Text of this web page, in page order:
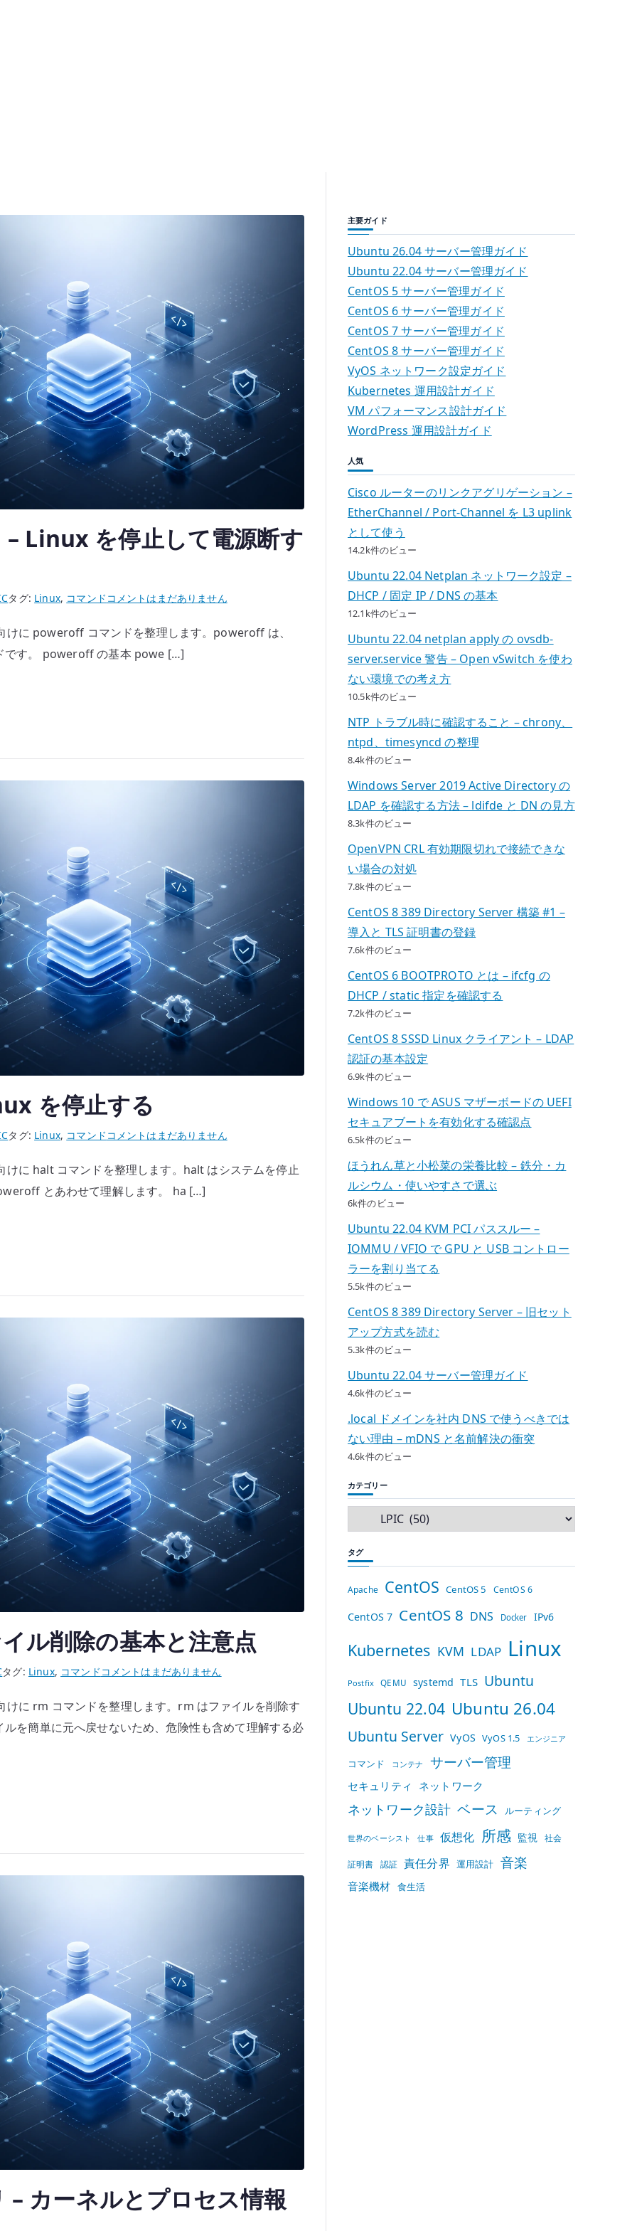
Linux を停止して電源断す
タグ: Linux, コマンド LPIC
コ
マ
止
断
す
る
へ
の
コメントはまだありません
けに poweroff コマンドを整理します。poweroff は、
です。 poweroff の基本 powe […]
を停止する
タグ: Linux, コマンド LPIC
コ
マ
停
止
コメントはまだありません
けに halt コマンドを整理します。halt はシステムを停止
とあわせて理解します。 ha […]
ル削除の基本と注意点
タグ: Linux, コマンド LPIC
コ
マ
ル
削
と
意
点
へ
の
コメントはまだありません
けに rm コマンドを整理します。rm はファイルを削除す
を簡単に元へ戻せないため、危険性も含めて理解する必
カーネルとプロセス情報
主要ガイド
Ubuntu 26.04 サーバー管理ガイド
Ubuntu 22.04 サーバー管理ガイド
CentOS 5 サーバー管理ガイド
CentOS 6 サーバー管理ガイド
CentOS 7 サーバー管理ガイド
CentOS 8 サーバー管理ガイド
VyOS ネットワーク設定ガイド
Kubernetes 運用設計ガイド
VM パフォーマンス設計ガイド
WordPress 運用設計ガイド
人気
Cisco ルーターのリンクアグリゲーション –
EtherChannel / Port-Channel を L3 uplink
として使う
14.2k件のビュー
Ubuntu 22.04 Netplan ネットワーク設定 –
DHCP / 固定 IP / DNS の基本
12.1k件のビュー
Ubuntu 22.04 netplan apply の ovsdb-
server.service 警告 – Open vSwitch を使わ
ない環境での考え方
10.5k件のビュー
NTP トラブル時に確認すること – chrony、
ntpd、timesyncd の整理
8.4k件のビュー
Windows Server 2019 Active Directory の
LDAP を確認する方法 – ldifde と DN の見方
8.3k件のビュー
OpenVPN CRL 有効期限切れで接続できな
い場合の対処
7.8k件のビュー
CentOS 8 389 Directory Server 構築 #1 –
導入と TLS 証明書の登録
7.6k件のビュー
CentOS 6 BOOTPROTO とは – ifcfg の
DHCP / static 指定を確認する
7.2k件のビュー
CentOS 8 SSSD Linux クライアント – LDAP
認証の基本設定
6.9k件のビュー
Windows 10 で ASUS マザーボードの UEFI
セキュアブートを有効化する確認点
6.5k件のビュー
ほうれん草と小松菜の栄養比較 – 鉄分・カ
ルシウム・使いやすさで選ぶ
6k件のビュー
Ubuntu 22.04 KVM PCI パススルー –
IOMMU / VFIO で GPU と USB コントロー
ラーを割り当てる
5.5k件のビュー
CentOS 8 389 Directory Server – 旧セット
アップ方式を読む
5.3k件のビュー
Ubuntu 22.04 サーバー管理ガイド
4.6k件のビュー
.local ドメインを社内 DNS で使うべきでは
ない理由 – mDNS と名前解決の衝突
4.6k件のビュー
カテゴリー
タグ
Apache CentOS CentOS 5 CentOS 6
CentOS 7 CentOS 8 DNS Docker IPv6
Kubernetes KVM LDAP Linux
Postfix QEMU systemd TLS Ubuntu
Ubuntu 22.04 Ubuntu 26.04
Ubuntu Server VyOS VyOS 1.5 エンジニア
コマンド コンテナ サーバー管理
セキュリティ ネットワーク
ネットワーク設計 ベース ルーティング
世界のベーシスト 仕事 仮想化 所感 監視 社会
証明書 認証 責任分界 運用設計 音楽
音楽機材 食生活